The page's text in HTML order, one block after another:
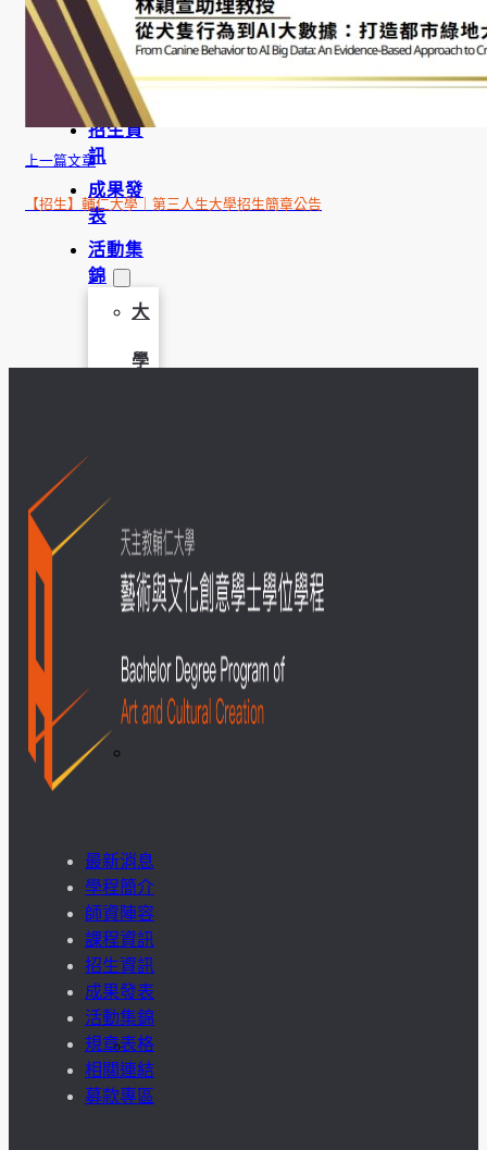
師資陣
容
課程資
訊
招生資
訊
成果發
表
活動集
錦
大
學
任
USR
專
區
成
果
呈
現
學
生
上一篇文章
【招生】輔仁大學｜第三人生大學招生簡章公告
最新消息
學程簡介
師資陣容
課程資訊
招生資訊
成果發表
活動集錦
規章表格
相關連結
募款專區